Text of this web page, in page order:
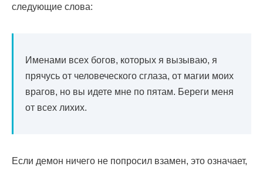
следующие слова:
Именами всех богов, которых я вызываю, я
прячусь от человеческого сглаза, от магии моих
врагов, но вы идете мне по пятам. Береги меня
от всех лихих.
Если демон ничего не попросил взамен, это означает,